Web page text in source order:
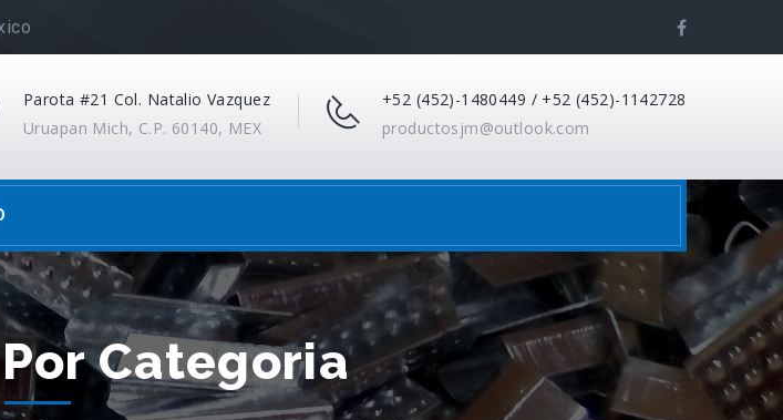
Parota #21 Col. Natalio Vazquez
Uruapan Mich, C.P. 60140, MEX
+52 (452)-1480449 / +52 (452)-1142728
productosjm@outlook.com
Categoria